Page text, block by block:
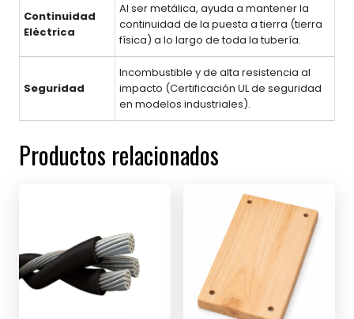
Continuidad
Eléctrica
Al ser metálica, ayuda a mantener la
continuidad de la puesta a tierra (tierra
física) a lo largo de toda la tubería.
Seguridad
Incombustible y de alta resistencia al
impacto (Certificación UL de seguridad
en modelos industriales).
Productos relacionados